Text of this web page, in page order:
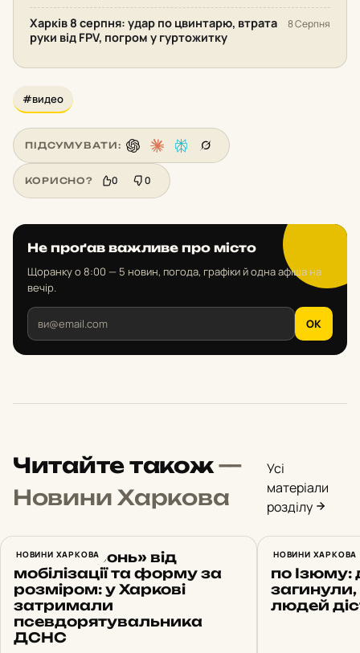
Харків 8 серпня: удар по цвинтарю, втрата
руки від FPV, погром у гуртожитку
8 Серпня
#видео
ПІДСУМУВАТИ:
КОРИСНО? 0 0
Не проґав важливе про місто
Щоранку о 8:00 — 5 новин, погода, графіки й одна афіша на
вечір.
OK
Читайте також—
Новини Харкова
Усі
матеріали
розділу
НОВИНИ ХАРКОВА
Обіцяв «бронь» від
мобілізації та форму за
розміром: у Харкові
затримали
псевдорятувальника
ДСНС
НОВИНИ ХАРКОВА
по Ізюму:
людей